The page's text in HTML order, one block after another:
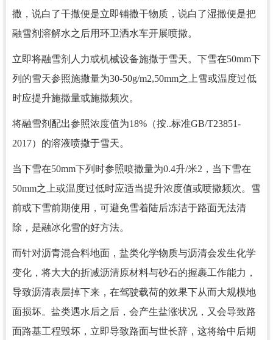
撒，说白了干撒便是立即铺撒干物质，说白了湿撒便是把
融雪剂溶解水之后用环卫洒水车开展喷撒。
立即将融雪剂人力或机械设备施撒于雪天。下雪在50mm下
列的雪天参照施撒量为30-50g/m2,50mm之上雪或温度过低
时应提升施撒量或施撒频次。
将融雪剂配出参照浓度值为18%（按..标准GB/T23851-
2017）的溶液喷撒于雪天。
当下雪在50mm下列时参照喷撒量为0.4升/米2，当下雪在
50mm之上或温度过低时应适当提升浓度值或喷撒频次。雪
前或下雪前期使用，可避免雪着陆后冻洁于路面无法清
除，是融冰化雪的好方法。
而针对沥青混合料地面，盐类化学物质与沥清会发生化学
变化，将大大的折减沥清原材料与砂石的握裹工作能力，
导致沥清表层掉下来，在驾驶载荷的效果下从而大规模地
面损坏。盐类遇水后之后，会产生盐涨状况，又会导致路
面路基工程毁坏，立即导致路面与世长辞，这将给中后期